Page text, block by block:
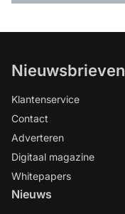
Nieuwsbrieven
Klantenservice
Contact
Adverteren
Digitaal magazine
Whitepapers
Nieuws